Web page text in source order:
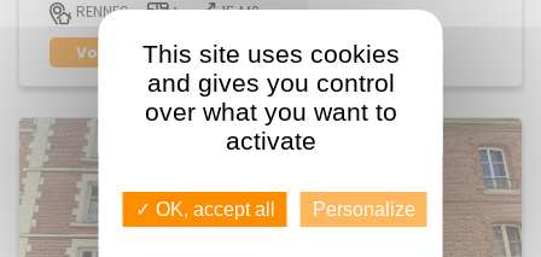
RENNES 1
15 M2
Voir le bienThis site uses cookies
and gives you control
over what you want to
activate
✓ OK, accept all Personalize